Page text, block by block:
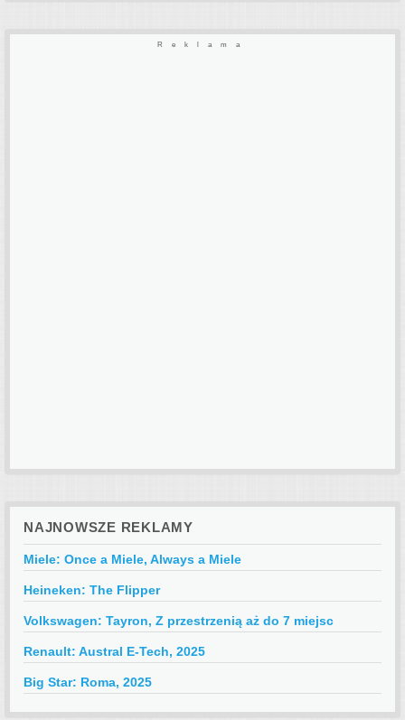
Reklama
NAJNOWSZE REKLAMY
Miele: Once a Miele, Always a Miele
Heineken: The Flipper
Volkswagen: Tayron, Z przestrzenią aż do 7 miejsc
Renault: Austral E-Tech, 2025
Big Star: Roma, 2025